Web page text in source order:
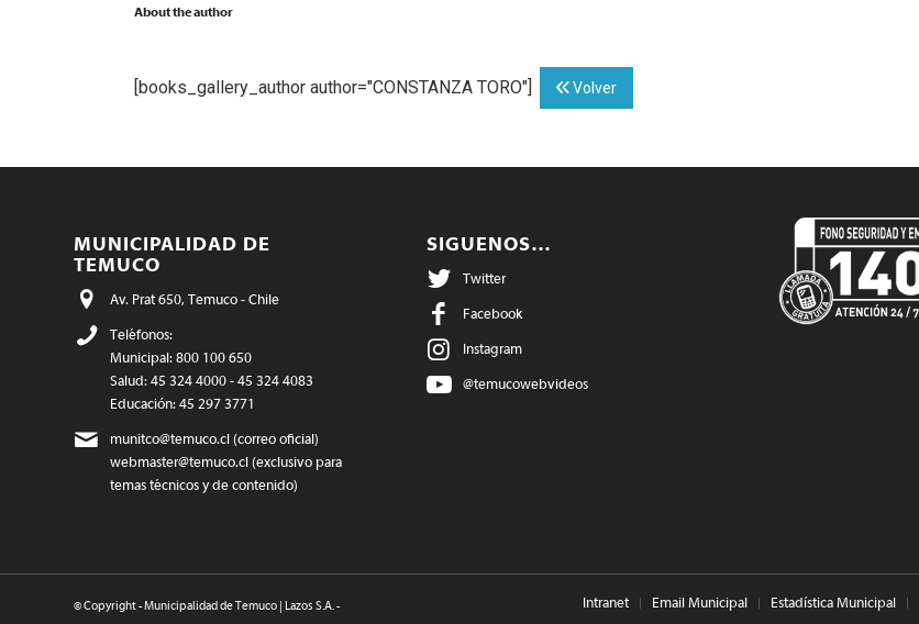
About the author
[books_gallery_author author="CONSTANZA TORO"] Volver
MUNICIPALIDAD DE
TEMUCO
Av. Prat 650, Temuco - Chile
Teléfonos:
Municipal: 800 100 650
Salud: 45 324 4000 - 45 324 4083
Educación: 45 297 3771
munitco@temuco.cl (correo oficial)
webmaster@temuco.cl (exclusivo para
temas técnicos y de contenido)
SIGUENOS…
Twitter
Facebook
Instagram
@temucowebvideos
© Copyright - Municipalidad de Temuco | Lazos S.A. - Intranet Email Municipal Estadística Municipal